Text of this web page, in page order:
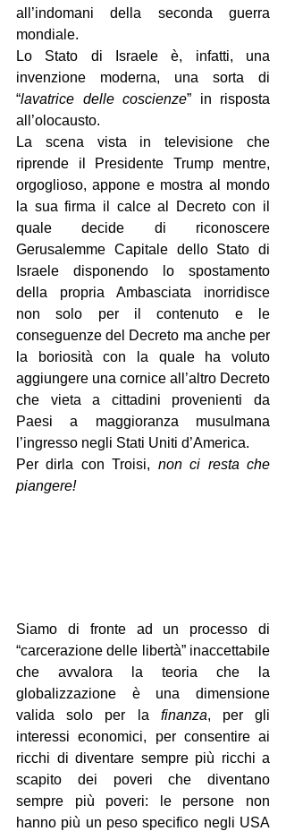
all’indomani della seconda guerra
mondiale.
Lo Stato di Israele è, infatti, una
invenzione moderna, una sorta di
“lavatrice delle coscienze” in risposta
all’olocausto.
La scena vista in televisione che
riprende il Presidente Trump mentre,
orgoglioso, appone e mostra al mondo
la sua firma il calce al Decreto con il
quale decide di riconoscere
Gerusalemme Capitale dello Stato di
Israele disponendo lo spostamento
della propria Ambasciata inorridisce
non solo per il contenuto e le
conseguenze del Decreto ma anche per
la boriosità con la quale ha voluto
aggiungere una cornice all’altro Decreto
che vieta a cittadini provenienti da
Paesi a maggioranza musulmana
l’ingresso negli Stati Uniti d’America.
Per dirla con Troisi, non ci resta che
piangere!
Siamo di fronte ad un processo di
“carcerazione delle libertà” inaccettabile
che avvalora la teoria che la
globalizzazione è una dimensione
valida solo per la finanza, per gli
interessi economici, per consentire ai
ricchi di diventare sempre più ricchi a
scapito dei poveri che diventano
sempre più poveri: le persone non
hanno più un peso specifico negli USA